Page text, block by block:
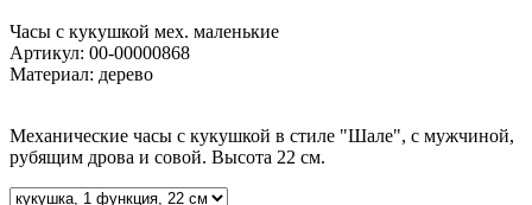
Часы с кукушкой мех. маленькие
Артикул: 00-00000868
Материал: дерево
Механические часы с кукушкой в стиле "Шале", с мужчиной,
рубящим дрова и совой. Высота 22 см.